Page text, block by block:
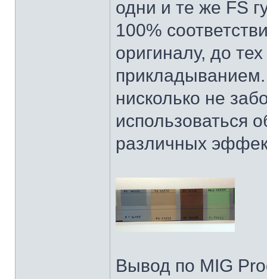
одни и те же FS
100%
оригиналу, до
нисколько не
использоваться
различных
Вывод по MIG